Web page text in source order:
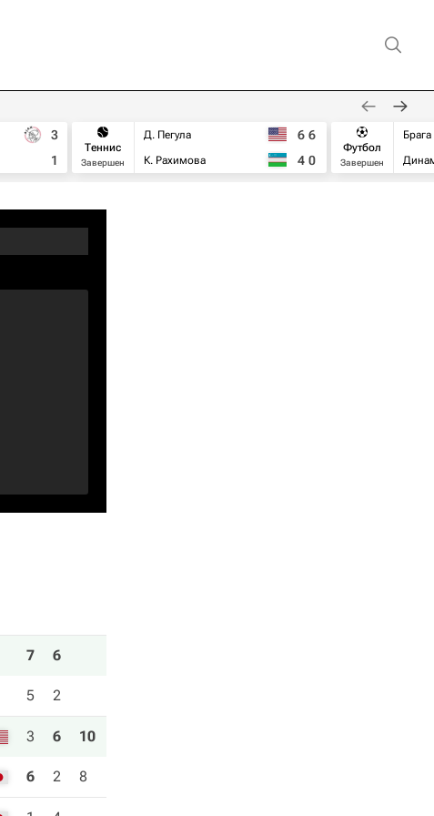
3
1
Теннис
Завершен
Д. Пегула
К. Рахимова
6 6
4 0
Футбол
Завершен
Брага
7 6
5 2
3 6 10
6 2 8